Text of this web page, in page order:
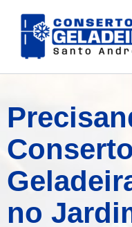
para
no